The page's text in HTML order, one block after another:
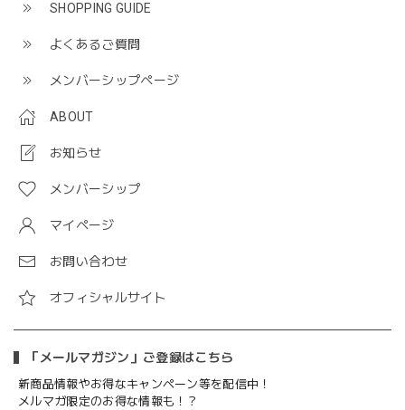
SHOPPING GUIDE
よくあるご質問
メンバーシップページ
ABOUT
お知らせ
メンバーシップ
マイページ
お問い合わせ
オフィシャルサイト
「メールマガジン」ご登録はこちら
新商品情報やお得なキャンペーン等を配信中！
メルマガ限定のお得な情報も！？